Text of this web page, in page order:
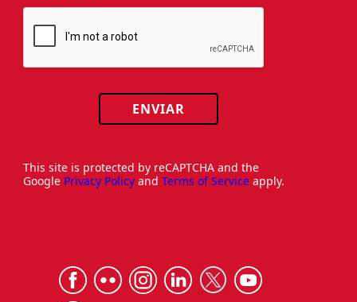
ENVIAR
This site is protected by reCAPTCHA and the
Google Privacy Policy and Terms of Service apply.